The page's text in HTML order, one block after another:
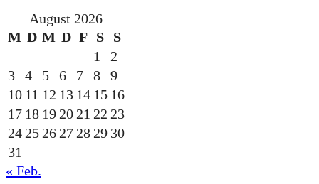
August 2026
M D M D F S
S
1
2
3
4 5 6 7 8
9
10 11 12 13 14 15 16
17 18 192021 22 23
242526272829 30
31
« Feb.